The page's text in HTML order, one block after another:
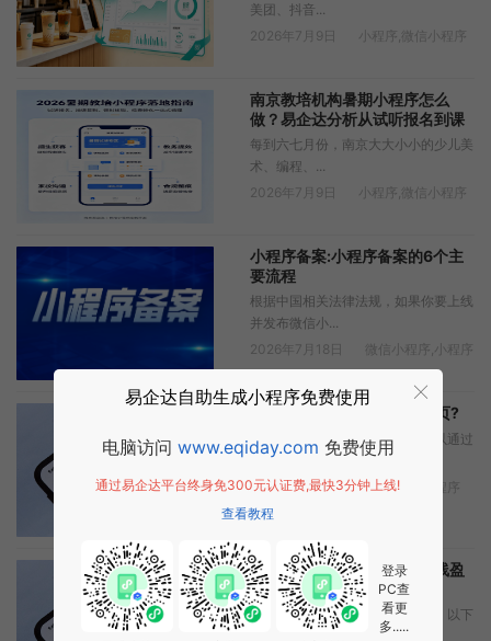
美团、抖音...
2026年7月9日
小程序 微信小程序
南京教培机构暑期小程序怎么
做？易企达分析从试听报名到课
时核销完整教程
每到六七月份，南京大大小小的少儿美
术、编程、...
2026年7月9日
小程序 微信小程序
小程序备案:小程序备案的6个主
要流程
根据中国相关法律法规，如果你要上线
并发布微信小...
2026年7月18日
微信小程序 小程序
微信小程序如何打开web网页?
在微信小程序中打开web网页可以通过
使用<web-vi...
2026年7月18日
行业动态 小程序
扬州超市小程序开发实现在线盈
利新气象
对于扬州超市小程序的定制开发，以下
易企达自助生成小程序免费使用
电脑访问 www.eqiday.com 免费使用
通过易企达平台终身免300元认证费,最快3分钟上线!
查看教程
登录
PC查
看更
多.....